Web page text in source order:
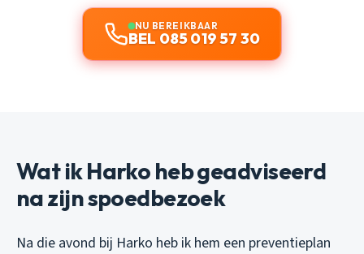
NU BEREIKBAAR
BEL 085 019 57 30
Wat ik Harko heb geadviseerd
na zijn spoedbezoek
Na die avond bij Harko heb ik hem een preventieplan